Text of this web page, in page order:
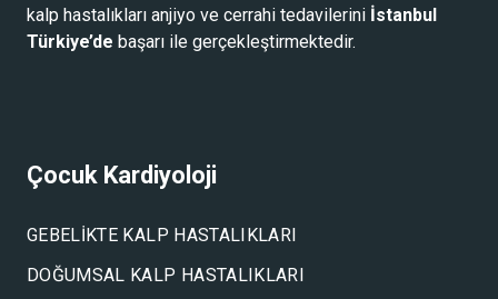
kalp hastalıkları anjiyo ve cerrahi tedavilerini İstanbul
Türkiye’de başarı ile gerçekleştirmektedir.
Çocuk Kardiyoloji
GEBELIKTE KALP HASTALIKLARI
DOĞUMSAL KALP HASTALIKLARI